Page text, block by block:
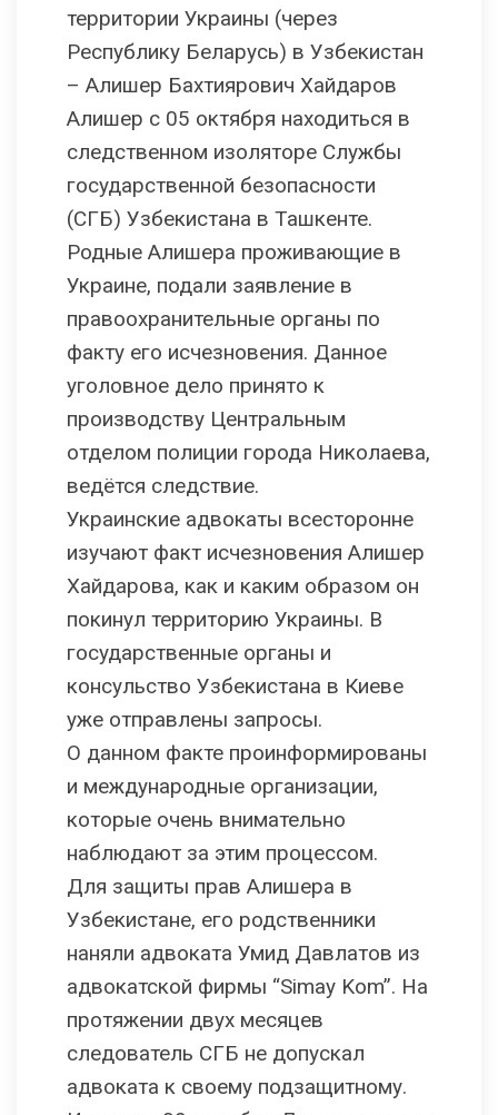
территории Украины (через
Республику Беларусь) в Узбекистан
– Алишер Бахтиярович Хайдаров
Алишер с 05 октября находиться в
следственном изоляторе Службы
государственной безопасности
(СГБ) Узбекистана в Ташкенте.
Родные Алишера проживающие в
Украине, подали заявление в
правоохранительные органы по
факту его исчезновения. Данное
уголовное дело принято к
производству Центральным
отделом полиции города Николаева,
ведётся следствие.
Украинские адвокаты всесторонне
изучают факт исчезновения Алишер
Хайдарова, как и каким образом он
покинул территорию Украины. В
государственные органы и
консульство Узбекистана в Киеве
уже отправлены запросы.
О данном факте проинформированы
и международные организации,
которые очень внимательно
наблюдают за этим процессом.
Для защиты прав Алишера в
Узбекистане, его родственники
наняли адвоката Умид Давлатов из
адвокатской фирмы “Simay Kom”. На
протяжении двух месяцев
следователь СГБ не допускал
адвоката к своему подзащитному.